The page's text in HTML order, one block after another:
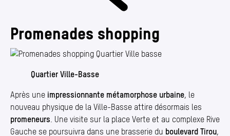
Promenades shopping
Quartier Ville-Basse
Après une impressionnante métamorphose urbaine, le
nouveau physique de la Ville-Basse attire désormais les
promeneurs . Une visite sur la place Verte et au complexe Rive
Gauche se poursuivra dans une brasserie du boulevard Tirou,